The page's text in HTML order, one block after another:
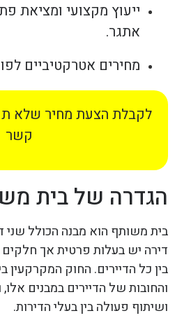
ייעוץ מקצועי ומציאת
אתגר.
מחירים אטרקטיביים
לקבלת הצעת מחיר שלא
קשר
הגדרה של בית
בית משותף הוא מבנה הכולל שני
דירה יש בעלות פרטית אך
בין כל הדיירים. החוק המקרקעין
והחובות של הדיירים במבנים אלו,
ושיתוף פעולה בין בעלי הדירות.